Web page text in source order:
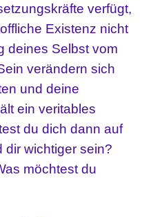
verfügt,
Existenz nicht
deines Selbst vom
verändern sich
und deine
ein veritables
du dich dann auf
dir wichtiger sein?
möchtest du